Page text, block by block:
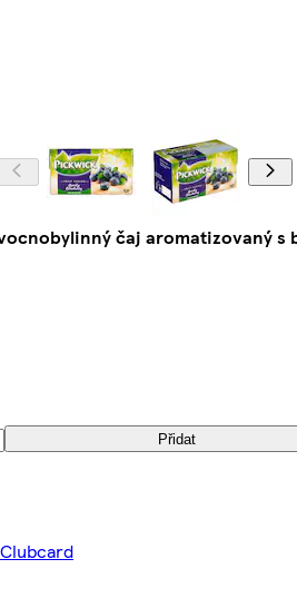
čaj aromatizovaný s
Přidat